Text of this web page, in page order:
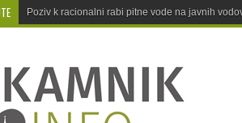
Poziv k racionalni rabi pitne vode na javnih